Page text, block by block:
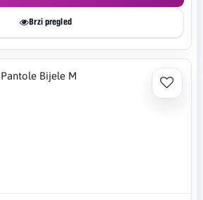
Brzi pregled